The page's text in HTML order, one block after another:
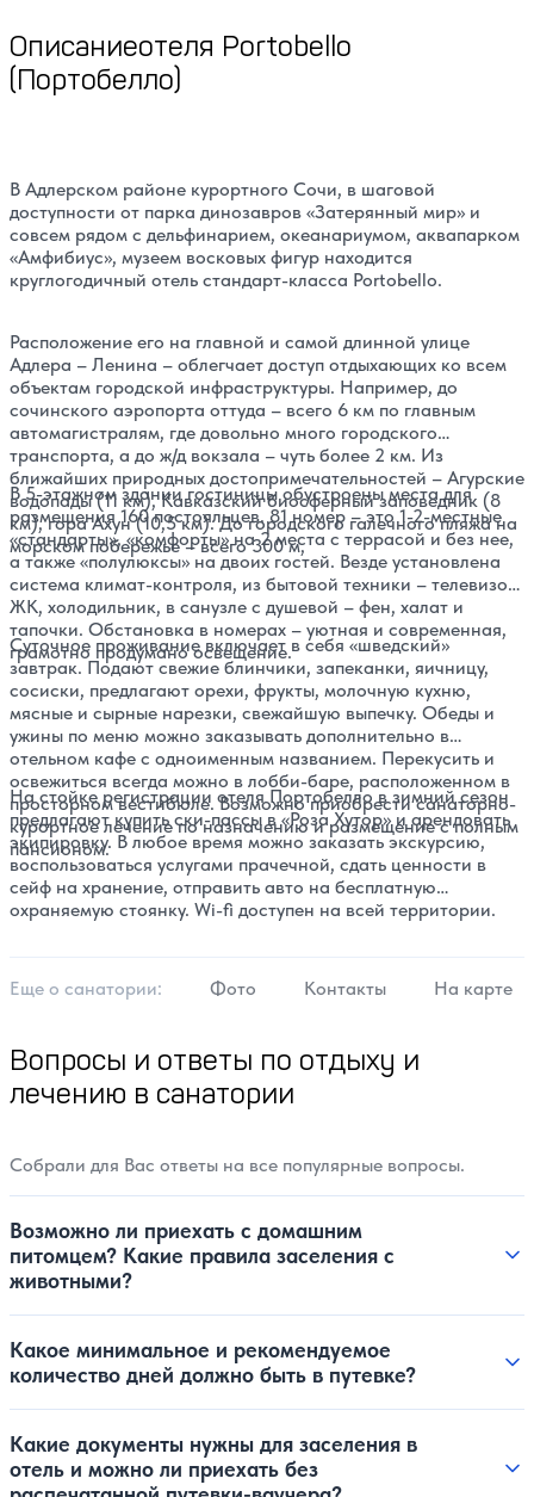
Описаниеотеля Portobello
(Портобелло)
В Адлерском районе курортного Сочи, в шаговой
доступности от парка динозавров «Затерянный мир» и
совсем рядом с дельфинарием, океанариумом, аквапарком
«Амфибиус», музеем восковых фигур находится
круглогодичный отель стандарт-класса Portobello.
Расположение его на главной и самой длинной улице
Адлера – Ленина – облегчает доступ отдыхающих ко всем
объектам городской инфраструктуры. Например, до
сочинского аэропорта оттуда – всего 6 км по главным
автомагистралям, где довольно много городского
транспорта, а до ж/д вокзала – чуть более 2 км. Из
ближайших природных достопримечательностей – Агурские
водопады (11 км), Кавказский биосферный заповедник (8
км), гора Ахун (10,5 км). До городского галечного пляжа на
морском побережье – всего 300 м,
В 5-этажном здании гостиницы обустроены места для
размещения 160 постояльцев. 81 номер – это 1-2-местные
«стандарты», «комфорты» на 2 места с террасой и без нее,
а также «полулюксы» на двоих гостей. Везде установлена
система климат-контроля, из бытовой техники – телевизор
ЖК, холодильник, в санузле с душевой – фен, халат и
тапочки. Обстановка в номерах – уютная и современная,
грамотно продумано освещение.
Суточное проживание включает в себя «шведский»
завтрак. Подают свежие блинчики, запеканки, яичницу,
сосиски, предлагают орехи, фрукты, молочную кухню,
мясные и сырные нарезки, свежайшую выпечку. Обеды и
ужины по меню можно заказывать дополнительно в
отельном кафе с одноименным названием. Перекусить и
освежиться всегда можно в лобби-баре, расположенном в
просторном вестибюле. Возможно приобрести санаторно-
курортное лечение по назначению и размещение с полным
пансионом.
На стойке регистрации отеляПортобеллов зимний сезон
предлагают купить ски-пассы в «Роза Хутор» и арендовать
экипировку. В любое время можно заказать экскурсию,
воспользоваться услугами прачечной, сдать ценности в
сейф на хранение, отправить авто на бесплатную
охраняемую стоянку. Wi-fi доступен на всей территории.
Еще о cанатории: Фото Контакты На карте
Вопросы и ответы по отдыху и
лечению в санатории
Собрали для Вас ответы на все популярные вопросы.
Возможно ли приехать с домашним
питомцем? Какие правила заселения с
животными?
Какое минимальное и рекомендуемое
количество дней должно быть в путевке?
Какие документы нужны для заселения в
отель и можно ли приехать без